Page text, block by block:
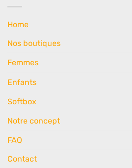
Home
Nos boutiques
Femmes
Enfants
Softbox
Notre concept
FAQ
Contact